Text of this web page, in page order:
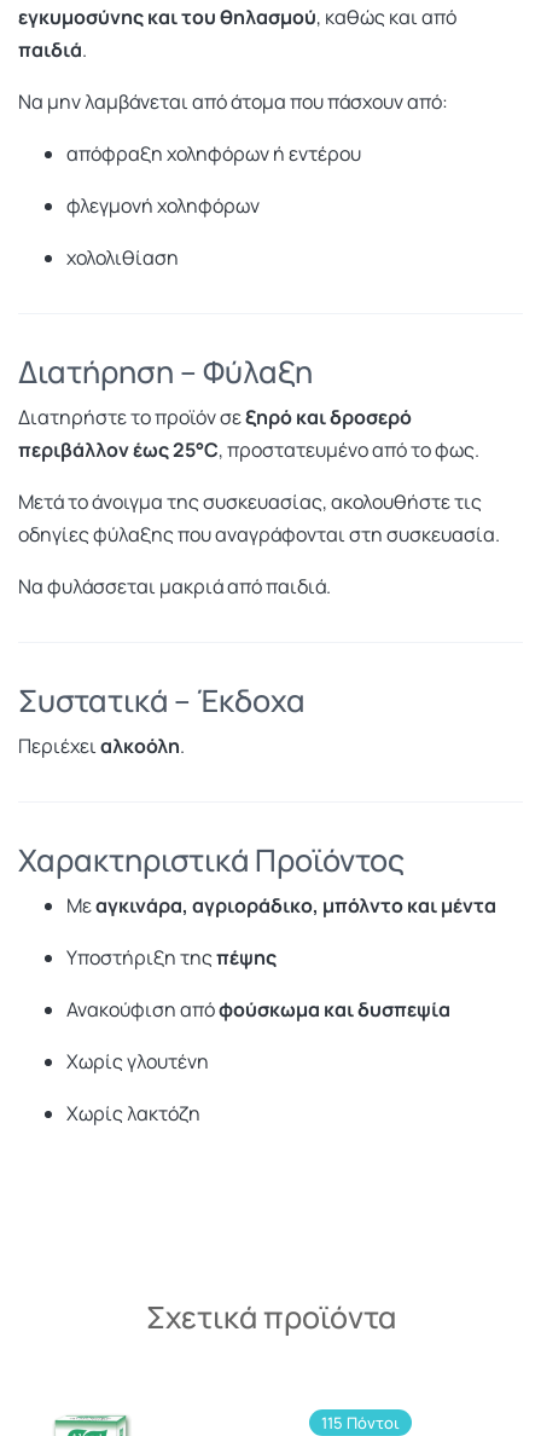
εγκυμοσύνης και του θηλασμού, καθώς και από
παιδιά.
Να μην λαμβάνεται από άτομα που πάσχουν από:
απόφραξη χοληφόρων ή εντέρου
φλεγμονή χοληφόρων
χολολιθίαση
Διατήρηση – Φύλαξη
Διατηρήστε το προϊόν σεξηρό και δροσερό
περιβάλλον έως 25°C, προστατευμένο από το φως.
Μετά το άνοιγμα της συσκευασίας, ακολουθήστε τις
οδηγίες φύλαξης που αναγράφονται στη συσκευασία.
Να φυλάσσεται μακριά από παιδιά.
Συστατικά – Έκδοχα
Περιέχειαλκοόλη.
Χαρακτηριστικά Προϊόντος
Μεαγκινάρα, αγριοράδικο, μπόλντο και μέντα
Υποστήριξη τηςπέψης
Ανακούφιση απόφούσκωμα και δυσπεψία
Χωρίς γλουτένη
Χωρίς λακτόζη
Σχετικά προϊόντα
115 Πόντοι